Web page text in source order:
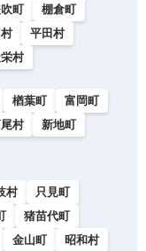
町
棚倉町
平田村
村
楢葉町
富岡町
村
新地町
村
只見町
猪苗代町
金山町
昭和村